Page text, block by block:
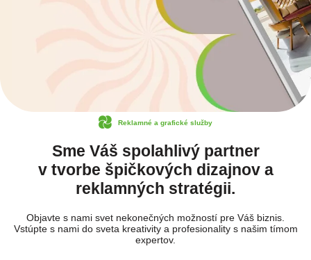
Reklamné a grafické služby
Sme Váš spolahlivý partner
v tvorbe špičkových dizajnov a
reklamných stratégii.
Objavte s nami svet nekonečných možností pre Váš biznis.
Vstúpte s nami do sveta kreativity a profesionality s našim tímom
expertov.